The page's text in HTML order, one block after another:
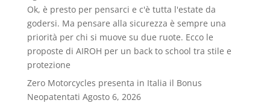
Ok, è presto per pensarci e c'è tutta l'estate da
godersi. Ma pensare alla sicurezza è sempre una
priorità per chi si muove su due ruote. Ecco le
proposte di AIROH per un back to school tra stile e
protezione
Zero Motorcycles presenta in Italia il Bonus
Neopatentati Agosto 6, 2026